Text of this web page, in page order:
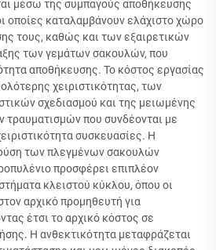
μέσω της συμπαγούς αποθήκευσης
οποίες καταλαμβάνουν ελάχιστο χώρο
τους, καθώς και των εξαιρετικών
των γεμάτων σακουλών, που
αποθήκευσης. Το κόστος εργασίας
χειριστικότητας, των
σχεδιασμού και της μειωμένης
τραυματισμών που συνδέονται με
συσκευασίες. Η
των πλεγμένων σακουλών
προσφέρει επιπλέον
κλειστού κύκλου, όπου οι
αρχικό προμηθευτή για
έτσι το αρχικό κόστος σε
Η ανθεκτικότητα μεταφράζεται